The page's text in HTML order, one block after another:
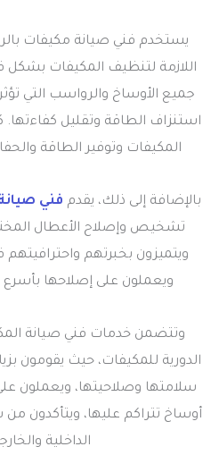
يستخدم فني صيانة مكيفات
اللازمة لتنظيف المكيفات بشكل
جميع الأوساخ والرواسب التي
استنزاف الطاقة وتقليل
المكيفات وتوفير الطاقة
بالإضافة إلى ذلك، يقدم فني
تشخيص وإصلاح الأعطال
ويتميزون بخبرتهم
ويعملون على إصلاحها
وتتضمن خدمات فني صيانة
الدورية للمكيفات، حيث يقومون
سلامتها وصلاحيتها، ويعملون
أوساخ تتراكم عليها، ويتأكدون
الداخلية